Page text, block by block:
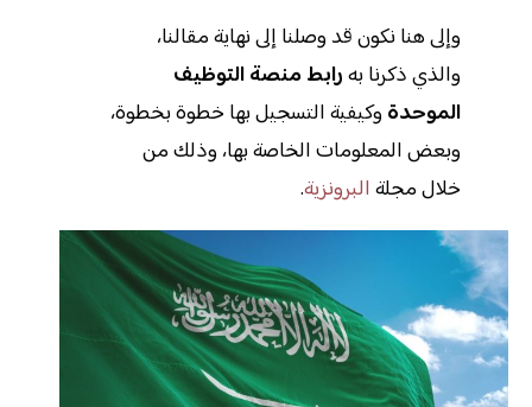
وإلى هنا نكون قد وصلنا إلى نهاية مقالنا،
والذي ذكرنا بهرابط منصة التوظيف
الموحدة وكيفية التسجيل بها خطوة بخطوة،
وبعض المعلومات الخاصة بها، وذلك من
خلال مجلة البرونزية.